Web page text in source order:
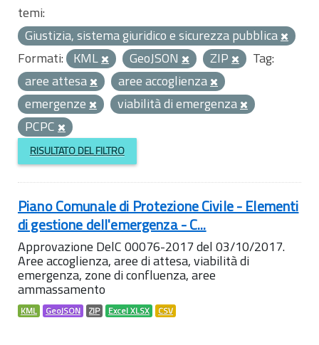
temi:
Giustizia, sistema giuridico e sicurezza pubblica
Formati: KML GeoJSON ZIP
Tag:
aree attesa
aree accoglienza
emergenze
viabilità di emergenza
PCPC
RISULTATO DEL FILTRO
Piano Comunale di Protezione Civile - Elementi
di gestione dell'emergenza - C...
Approvazione DelC 00076-2017 del 03/10/2017.
Aree accoglienza, aree di attesa, viabilità di
emergenza, zone di confluenza, aree
ammassamento
KML GeoJSON ZIP Excel XLSX CSV